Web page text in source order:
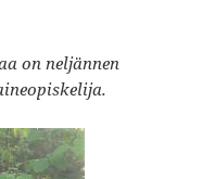
on neljännen